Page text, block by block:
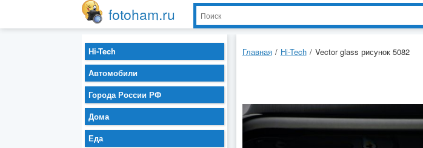
fotoham.ru
Главная / Hi-Tech / Vector glass рисунок 5082
Hi-Tech
Автомобили
Города России РФ
Дома
Еда